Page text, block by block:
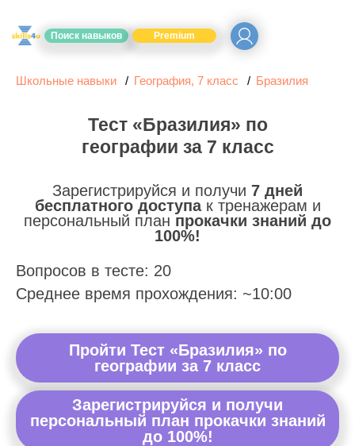
Поиск навыков Premium
Школьные навыки География, 7 класс Бразилия
Тест «Бразилия» по
географии за 7 класс
Зарегистрируйся и получи 7 дней
бесплатного доступак тренажерам и
персональный план прокачки знаний до
100%!
Вопросов в тесте: 20
Среднее время прохождения: ~10:00
Пройти Тест «Бразилия» по
географии за 7 класс
Зарегистрируйся и получи
персональный план прокачки знаний
до 100%!